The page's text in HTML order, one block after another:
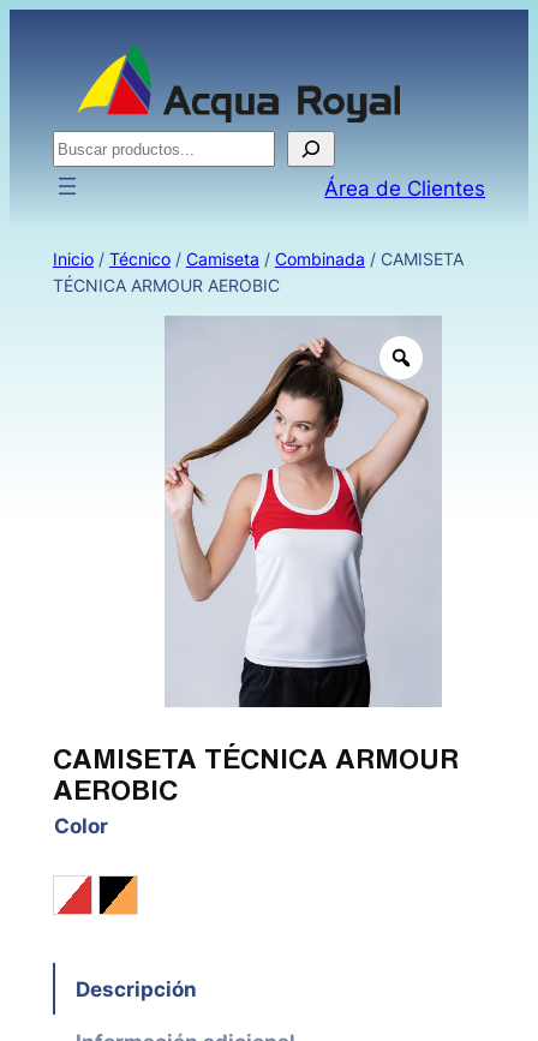
Buscar
Área de Clientes
Inicio/ Técnico/ Camiseta / Combinada / CAMISETA
TÉCNICA ARMOUR AEROBIC
CAMISETA TÉCNICA ARMOUR
AEROBIC
Color
Blanco / Rojo
Negro / Naranja Fluor
Descripción